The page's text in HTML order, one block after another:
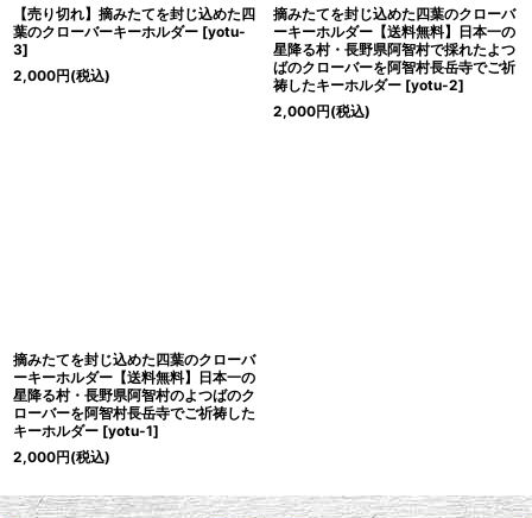
【売り切れ】摘みたてを封じ込めた四
葉のクローバーキーホルダー [yotu-
3]
2,000円(税込)
摘みたてを封じ込めた四葉のクローバ
ーキーホルダー【送料無料】日本一の
星降る村・長野県阿智村で採れたよつ
ばのクローバーを阿智村長岳寺でご祈
祷したキーホルダー [yotu-2]
2,000円(税込)
摘みたてを封じ込めた四葉のクローバ
ーキーホルダー【送料無料】日本一の
星降る村・長野県阿智村のよつばのク
ローバーを阿智村長岳寺でご祈祷した
キーホルダー [yotu-1]
2,000円(税込)